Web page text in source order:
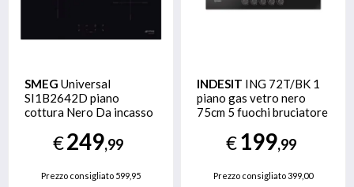
SMEG Universal
SI1B2642D piano
cottura Nero Da incasso
induzione 4 Fornello(i)
€249,99
Prezzo consigliato599,95
INDESIT ING 72T/BK 1
piano gas vetro nero
75cm 5 fuochi bruciatore
ghisa lavabili in
lavastoviglie
€199,99
Prezzo consigliato399,00